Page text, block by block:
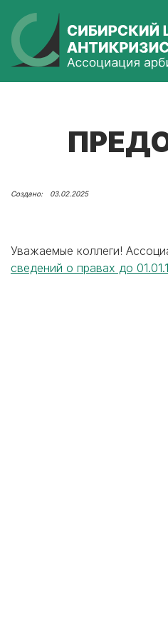
03.02.2025
Уважаемые коллеги!
сведений о правах до